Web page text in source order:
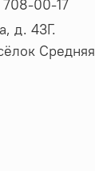
00-17
д. 43Г.
Средняя